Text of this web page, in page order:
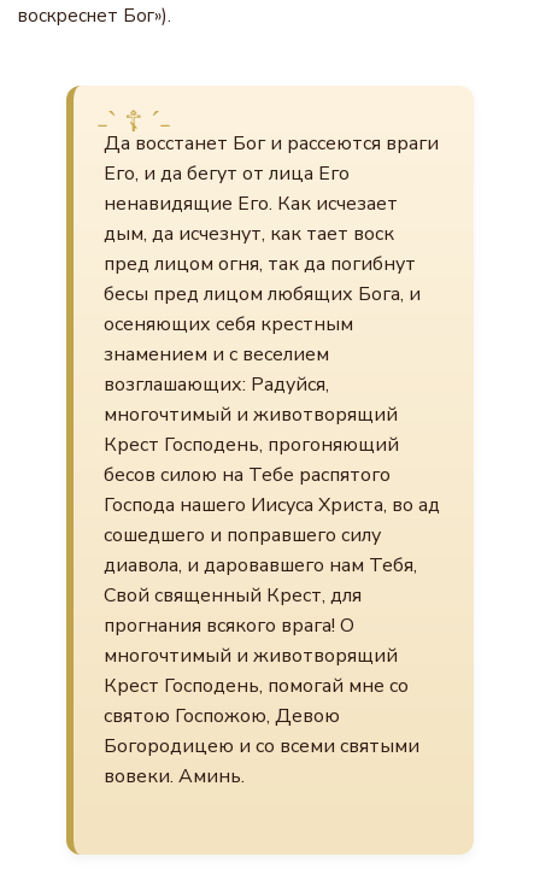
воскреснет Бог»).
Да восстанет Бог и рассеются враги
Его, и да бегут от лица Его
ненавидящие Его. Как исчезает
дым, да исчезнут, как тает воск
пред лицом огня, так да погибнут
бесы пред лицом любящих Бога, и
осеняющих себя крестным
знамением и с веселием
возглашающих: Радуйся,
многочтимый и животворящий
Крест Господень, прогоняющий
бесов силою на Тебе распятого
Господа нашего Иисуса Христа, во ад
сошедшего и поправшего силу
диавола, и даровавшего нам Тебя,
Свой священный Крест, для
прогнания всякого врага! О
многочтимый и животворящий
Крест Господень, помогай мне со
святою Госпожою, Девою
Богородицею и со всеми святыми
вовеки. Аминь.